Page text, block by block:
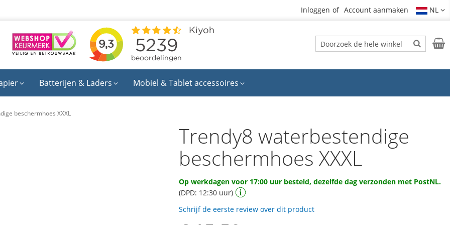
Inloggen Account aanmaken NL
Zoek
Zoek
Batterijen & Laders Mobiel & Tablet accessoires
beschermhoes XXXL
Trendy8 waterbestendige
beschermhoes XXXL
Op werkdagen voor 17:00 uur besteld, dezelfde dag verzonden met PostNL.
(DPD: 12:30 uur)
Schrijf de eerste review over dit product